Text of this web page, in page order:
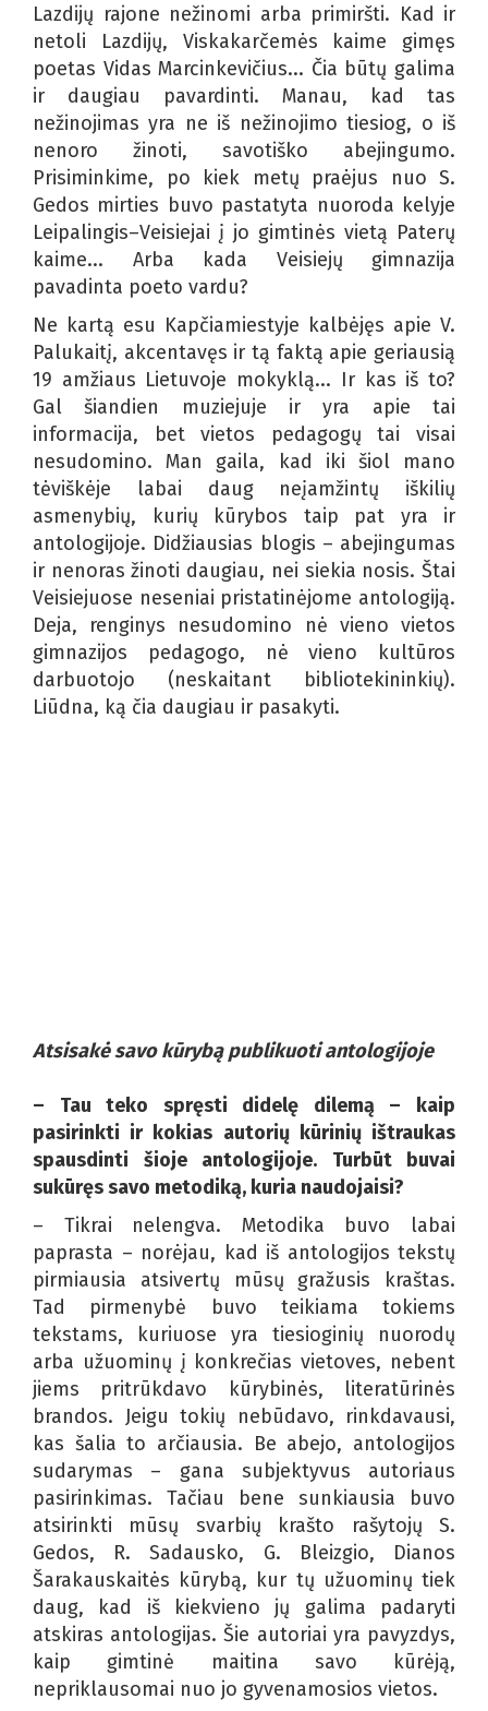
Lazdijų rajone nežinomi arba primiršti. Kad ir
netoli Lazdijų, Viskakarčemės kaime gimęs
poetas Vidas Marcinkevičius... Čia būtų galima
ir daugiau pavardinti. Manau, kad tas
nežinojimas yra ne iš nežinojimo tiesiog, o iš
nenoro žinoti, savotiško abejingumo.
Prisiminkime, po kiek metų praėjus nuo S.
Gedos mirties buvo pastatyta nuoroda kelyje
Leipalingis–Veisiejai į jo gimtinės vietą Paterų
kaime... Arba kada Veisiejų gimnazija
pavadinta poeto vardu?
Ne kartą esu Kapčiamiestyje kalbėjęs apie V.
Palukaitį, akcentavęs ir tą faktą apie geriausią
19 amžiaus Lietuvoje mokyklą... Ir kas iš to?
Gal šiandien muziejuje ir yra apie tai
informacija, bet vietos pedagogų tai visai
nesudomino. Man gaila, kad iki šiol mano
tėviškėje labai daug neįamžintų iškilių
asmenybių, kurių kūrybos taip pat yra ir
antologijoje. Didžiausias blogis – abejingumas
ir nenoras žinoti daugiau, nei siekia nosis. Štai
Veisiejuose neseniai pristatinėjome antologiją.
Deja, renginys nesudomino nė vieno vietos
gimnazijos pedagogo, nė vieno kultūros
darbuotojo (neskaitant bibliotekininkių).
Liūdna, ką čia daugiau ir pasakyti.
Atsisakė savo kūrybą publikuoti antologijoje
– Tau teko spręsti didelę dilemą – kaip
pasirinkti ir kokias autorių kūrinių ištraukas
spausdinti šioje antologijoje. Turbūt buvai
sukūręs savo metodiką, kuria naudojaisi?
– Tikrai nelengva. Metodika buvo labai
paprasta – norėjau, kad iš antologijos tekstų
pirmiausia atsivertų mūsų gražusis kraštas.
Tad pirmenybė buvo teikiama tokiems
tekstams, kuriuose yra tiesioginių nuorodų
arba užuominų į konkrečias vietoves, nebent
jiems pritrūkdavo kūrybinės, literatūrinės
brandos. Jeigu tokių nebūdavo, rinkdavausi,
kas šalia to arčiausia. Be abejo, antologijos
sudarymas – gana subjektyvus autoriaus
pasirinkimas. Tačiau bene sunkiausia buvo
atsirinkti mūsų svarbių krašto rašytojų S.
Gedos, R. Sadausko, G. Bleizgio, Dianos
Šarakauskaitės kūrybą, kur tų užuominų tiek
daug, kad iš kiekvieno jų galima padaryti
atskiras antologijas. Šie autoriai yra pavyzdys,
kaip gimtinė maitina savo kūrėją,
nepriklausomai nuo jo gyvenamosios vietos.